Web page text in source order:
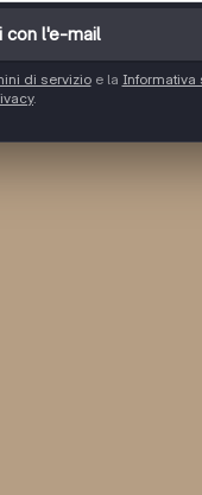
con l'e-mail
di servizioe la Informativa
.